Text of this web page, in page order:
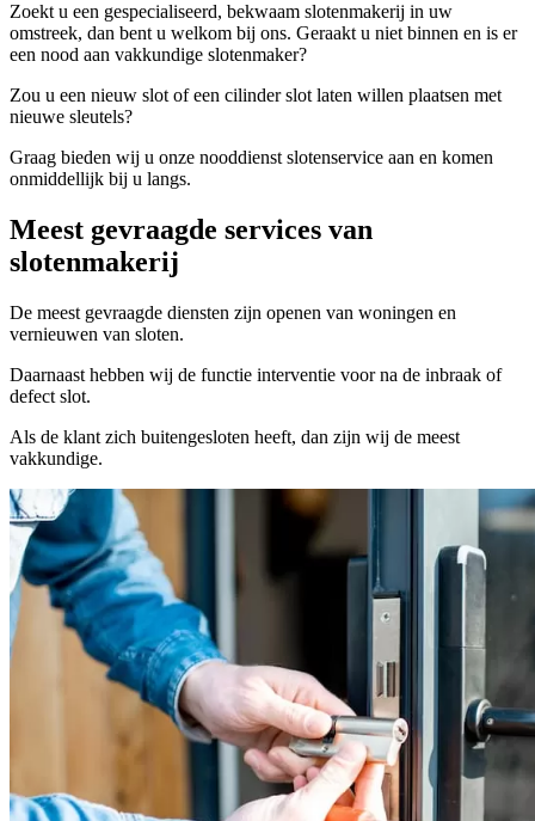
Zoekt u een gespecialiseerd, bekwaam slotenmakerij in uw
omstreek, dan bent u welkom bij ons. Geraakt u niet binnen en is er
een nood aan vakkundige slotenmaker?
Zou u een nieuw slot of een cilinder slot laten willen plaatsen met
nieuwe sleutels?
Graag bieden wij u onze nooddienst slotenservice aan en komen
onmiddellijk bij u langs.
Meest gevraagde services van
slotenmakerij
De meest gevraagde diensten zijn openen van woningen en
vernieuwen van sloten.
Daarnaast hebben wij de functie interventie voor na de inbraak of
defect slot.
Als de klant zich buitengesloten heeft, dan zijn wij de meest
vakkundige.